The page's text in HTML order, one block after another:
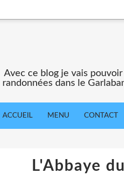
Avec ce blog je vais
randonnées dans le
ACCUEIL MENU CONTACT
L'Abbaye